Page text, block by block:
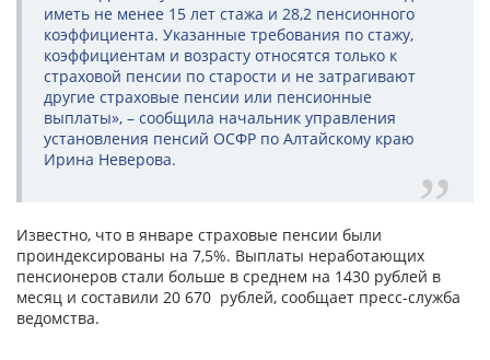
иметь не менее 15 лет стажа и 28,2 пенсионного
коэффициента. Указанные требования по стажу,
коэффициентам и возрасту относятся только к
страховой пенсии по старости и не затрагивают
другие страховые пенсии или пенсионные
выплаты», – сообщила начальник управления
установления пенсий ОСФР по Алтайскому краю
Ирина Неверова.
Известно, что в январе страховые пенсии были
проиндексированы на 7,5%. Выплаты неработающих
пенсионеров стали больше в среднем на 1430 рублей в
месяц и составили 20 670 рублей, сообщает пресс-служба
ведомства.